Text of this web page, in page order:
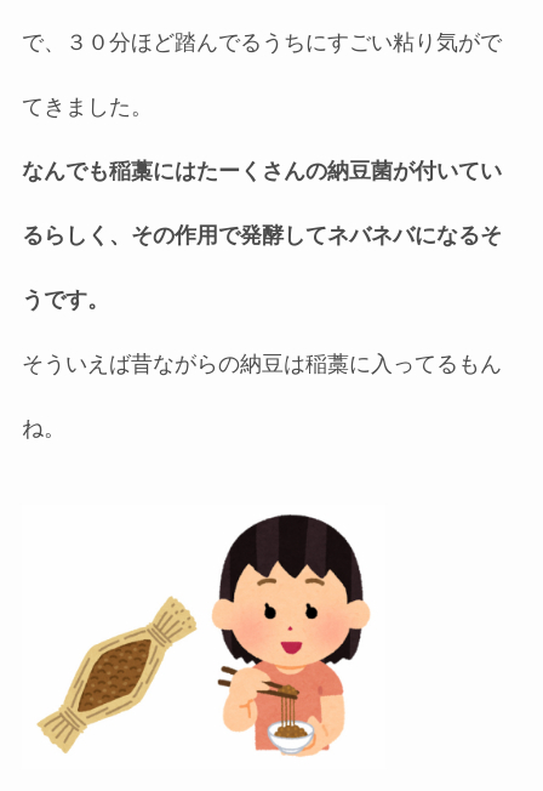
で、３０分ほど踏んでるうちにすごい粘り気がで
てきました。
なんでも稲藁にはたーくさんの納豆菌が付いてい
るらしく、その作用で発酵してネバネバになるそ
うです。
そういえば昔ながらの納豆は稲藁に入ってるもん
ね。